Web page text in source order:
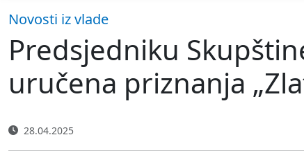
Novosti iz vlade
Predsjedniku
uručena priznanja
28.04.2025